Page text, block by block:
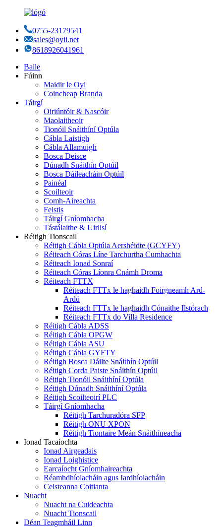
0755-23179541
sales@oyii.net
8618926041961
Baile
Fúinn
Maidir le Oyi
Coincheap Branda
Táirgí
Oiriúntóir & Nascóir
Maolaitheoir
Tionóil Snáithíní Optúla
Cábla Laistigh
Cábla Allamuigh
Bosca Deisce
Dúnadh Snáithín Optúil
Bosca Dáileacháin Optúil
Painéal
Scoilteoir
Comh-Aireachta
Feistis
Táirgí Gníomhacha
Tástálaithe & Uirlisí
Réitigh Tionscail
Réitigh Cábla Optúla Aershéidte (GCYFY)
Réiteach Córas Líne Tarchurtha Cumhachta
Réiteach Ionad Sonraí
Réiteach Córas Líonra Cnámh Droma
Réiteach FTTX
Réiteach FTTx le haghaidh Foirgneamh Ard-
Ardú
Réiteach FTTx le haghaidh Cónaithe Ilstórach
Réiteach FTTx do Villa Residence
Réitigh Cábla ADSS
Réitigh Cábla OPGW
Réitigh Cábla ASU
Réitigh Cábla GYFTY
Réitigh Bosca Dáilte Snáithín Optúil
Réitigh Corda Paiste Snáithín Optúil
Réitigh Tionóil Snáithíní Optúla
Réitigh Dúnadh Snáithíní Optúla
Réitigh Scoilteoirí PLC
Táirgí Gníomhacha
Réitigh Tarchuradóra SFP
Réitigh ONU XPON
Réitigh Tiontaire Meán Snáithíneacha
Ionad Tacaíochta
Ionad Airgeadais
Ionad Loighistice
Earcaíocht Gníomhaireachta
Réamhdhíolacháin agus Iardhíolacháin
Ceisteanna Coitianta
Nuacht
Nuacht na Cuideachta
Nuacht Tionscail
Déan Teagmháil Linn